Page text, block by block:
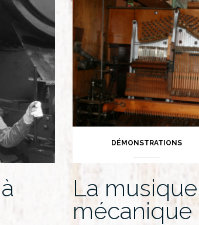
DÉMONSTRATIONS
La musique
mécanique